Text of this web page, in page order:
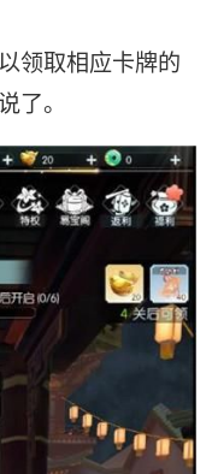
领取相应卡牌的
了。